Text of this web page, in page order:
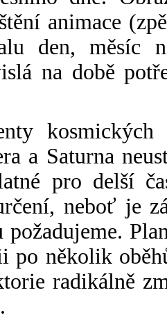
animace
den, měsíc
na době
a Saturna
pro delší
neboť je
požadujeme.
po několik
radikálně